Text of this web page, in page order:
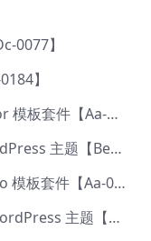
0077】
】
Jarvis – 网络安全服务 Elementor 模板套件【Aa-0035】
lmpeka v1.3.9-创意多用途 WordPress 主题【Be-0064】
Agria – 农业公司 Elementor Pro 模板套件【Aa-0003】
Rhye v3.5.3 – AJAX Portfolio WordPress 主题【Bi-0049】